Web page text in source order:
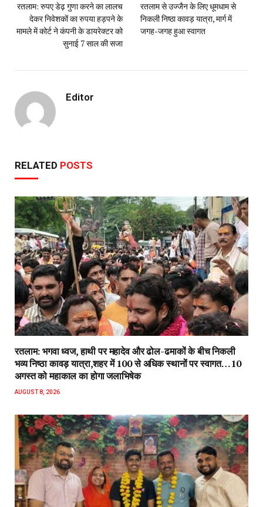
रतलाम: रुपए डेढ़ गुणा करने का लालच
देकर निवेशकों का रुपया हड़पने के
मामले में कोर्ट ने कंपनी के डायरेक्टर को
सुनाई 7 साल की सजा
रतलाम से उज्जैन के लिए धूमधाम से
निकली निष्ठा कावड़ यात्रा, मार्ग में
जगह-जगह हुआ स्वागत
Editor
RELATED POSTS
रतलाम: भगवा ध्वज, हाथी पर महादेव और ढोल-ढमाकों के बीच निकली
भव्य निष्ठा कावड़ यात्रा,शहर में 100 से अधिक स्थानों पर स्वागत…10
अगस्त को महाकाल का होगा जलाभिषेक
AUGUST 8, 2026